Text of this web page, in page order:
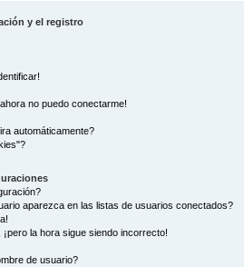
y el registro
no puedo conectarme!
automáticamente?
aparezca en las listas de usuarios conectados?
la hora sigue siendo incorrecto!
de usuario?